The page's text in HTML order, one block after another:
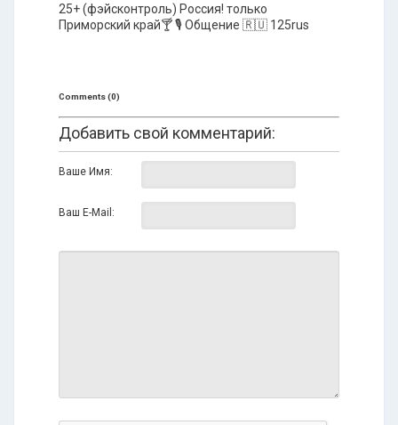
25+ (фэйсконтроль) Россия! только
Приморский край🍸 🎙 Общение 🇷🇺 125rus
Comments (0)
Добавить свой комментарий:
Ваше Имя:
Ваш E-Mail: